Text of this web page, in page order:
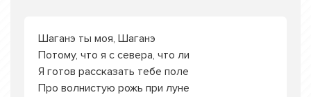
Шаганэ ты моя, Шаганэ
Потому, что я с севера, что ли
Я готов рассказать тебе поле
Про волнистую рожь при луне